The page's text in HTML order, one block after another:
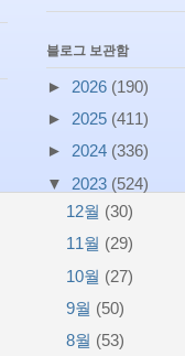
블로그 보관함
► 2026 (190)
► 2025 (411)
► 2024 (336)
▼ 2023 (524)
12월 (30)
11월 (29)
10월 (27)
9월 (50)
8월 (53)